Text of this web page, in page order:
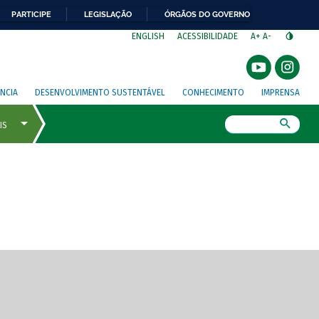
PARTICIPE LEGISLAÇÃO ÓRGÃOS DO GOVERNO
ENGLISH ACESSIBILIDADE A+ A-
DESENVOLVIMENTO SUSTENTÁVEL CONHECIMENTO IMPRENSA
de tela